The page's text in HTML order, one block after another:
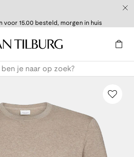
voor 15.00 besteld, morgen in huis